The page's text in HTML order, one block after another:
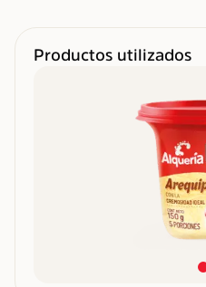
Productos utilizados